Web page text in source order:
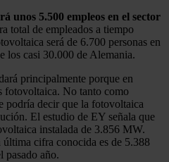
unos 5.500 empleos en el sector
total de empleados a tiempo
será de 6.700 personas en
los casi 30.000 de Alemania.
principalmente porque en
fotovoltaica. No tanto como
podría decir que la fotovoltaica
El estudio de EY señala que
instalada de 3.856 MW.
última cifra conocida es de 5.388
pasado año.